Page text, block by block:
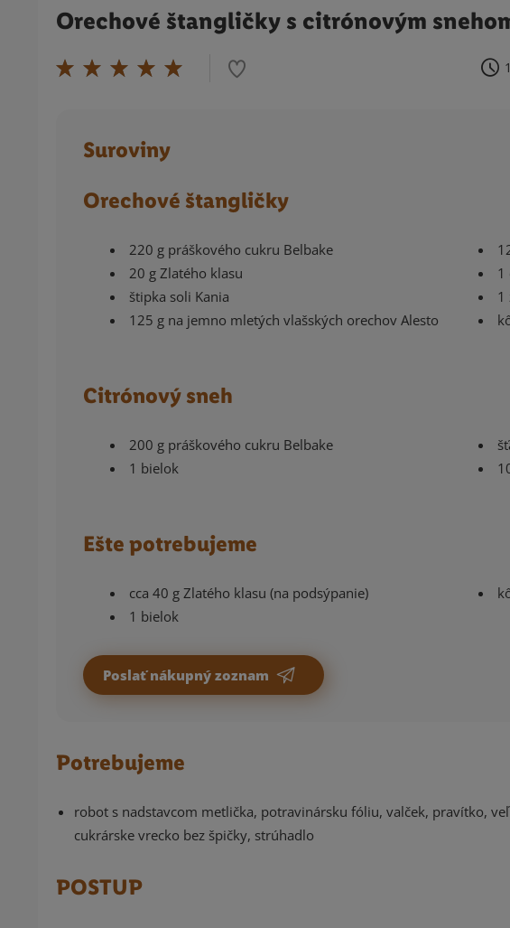
Orechové štangličky s citrónovým
Suroviny
Orechové štangličky
220 g práškového cukru Belbake
20 g Zlatého klasu
štipka soli Kania
125 g na jemno mletých vlašských orechov Alesto
1
1
Citrónový sneh
200 g práškového cukru Belbake
1 bielok
Ešte potrebujeme
cca 40 g Zlatého klasu (na podsýpanie)
1 bielok
Poslať nákupný zoznam
Potrebujeme
robot s nadstavcom metlička, potravinársku fóliu, valček, pravítko,
cukrárske vrecko bez špičky, strúhadlo
POSTUP